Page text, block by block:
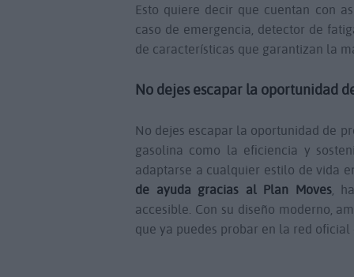
Esto quiere decir que cuentan con
caso de emergencia, detector de
de características que garantizan la
No dejes escapar la oportunidad
No dejes escapar la oportunidad de
gasolina como la eficiencia y
adaptarse a cualquier estilo de vida
de ayuda gracias al Plan Moves,
accesible. Con su diseño moderno,
que ya puedes probar en la red oficial